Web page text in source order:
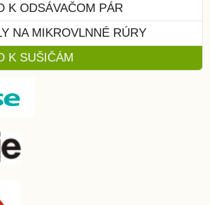
K ODSÁVAČOM PÁR
NA MIKROVLNNÉ RÚRY
K SUŠIČÁM